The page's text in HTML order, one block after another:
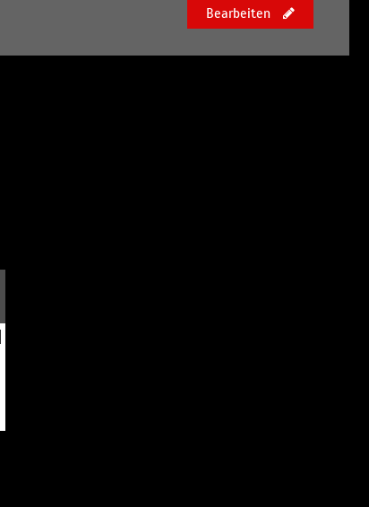
Bearbeiten